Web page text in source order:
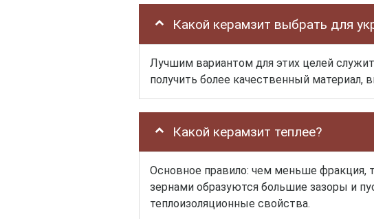
Какой керамзит выбрать для
Лучшим вариантом для этих целей
получить более качественный
Какой керамзит теплее?
Основное правило: чем меньше
зернами образуются большие зазоры и
теплоизоляционные свойства.